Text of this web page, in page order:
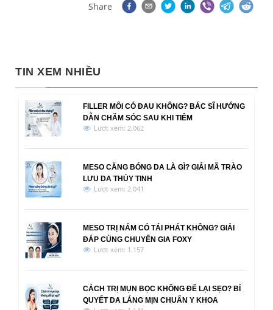
Share
TIN XEM NHIỀU
FILLER MÔI CÓ ĐAU KHÔNG? BÁC SĨ HƯỚNG
DẪN CHĂM SÓC SAU KHI TIÊM
Lượt xem: 2.062
MESO CĂNG BÓNG DA LÀ GÌ? GIẢI MÃ TRÀO
LƯU DA THỦY TINH
Lượt xem: 2.041
MESO TRỊ NÁM CÓ TÁI PHÁT KHÔNG? GIẢI
ĐÁP CÙNG CHUYÊN GIA FOXY
Lượt xem: 1.157
CÁCH TRỊ MỤN BỌC KHÔNG ĐỂ LẠI SẸO? BÍ
QUYẾT DA LÁNG MỊN CHUẨN Y KHOA